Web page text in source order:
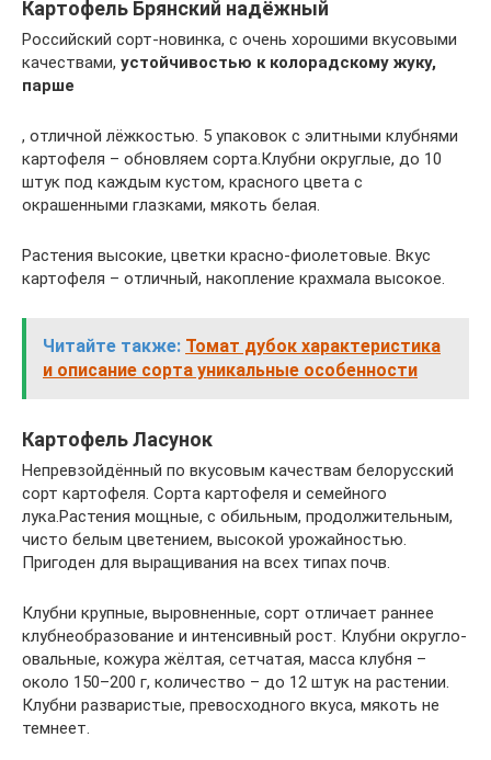
Картофель Брянский надёжный
Российский сорт-новинка, с очень хорошими вкусовыми
качествами, устойчивостью к колорадскому жуку,
парше
, отличной лёжкостью. 5 упаковок с элитными клубнями
картофеля – обновляем сорта.Клубни округлые, до 10
штук под каждым кустом, красного цвета с
окрашенными глазками, мякоть белая.
Растения высокие, цветки красно-фиолетовые. Вкус
картофеля – отличный, накопление крахмала высокое.
Читайте также: Томат дубок характеристика
и описание сорта уникальные особенности
Картофель Ласунок
Непревзойдённый по вкусовым качествам белорусский
сорт картофеля. Сорта картофеля и семейного
лука.Растения мощные, с обильным, продолжительным,
чисто белым цветением, высокой урожайностью.
Пригоден для выращивания на всех типах почв.
Клубни крупные, выровненные, сорт отличает раннее
клубнеобразование и интенсивный рост. Клубни округло-
овальные, кожура жёлтая, сетчатая, масса клубня –
около 150–200 г, количество – до 12 штук на растении.
Клубни разваристые, превосходного вкуса, мякоть не
темнеет.